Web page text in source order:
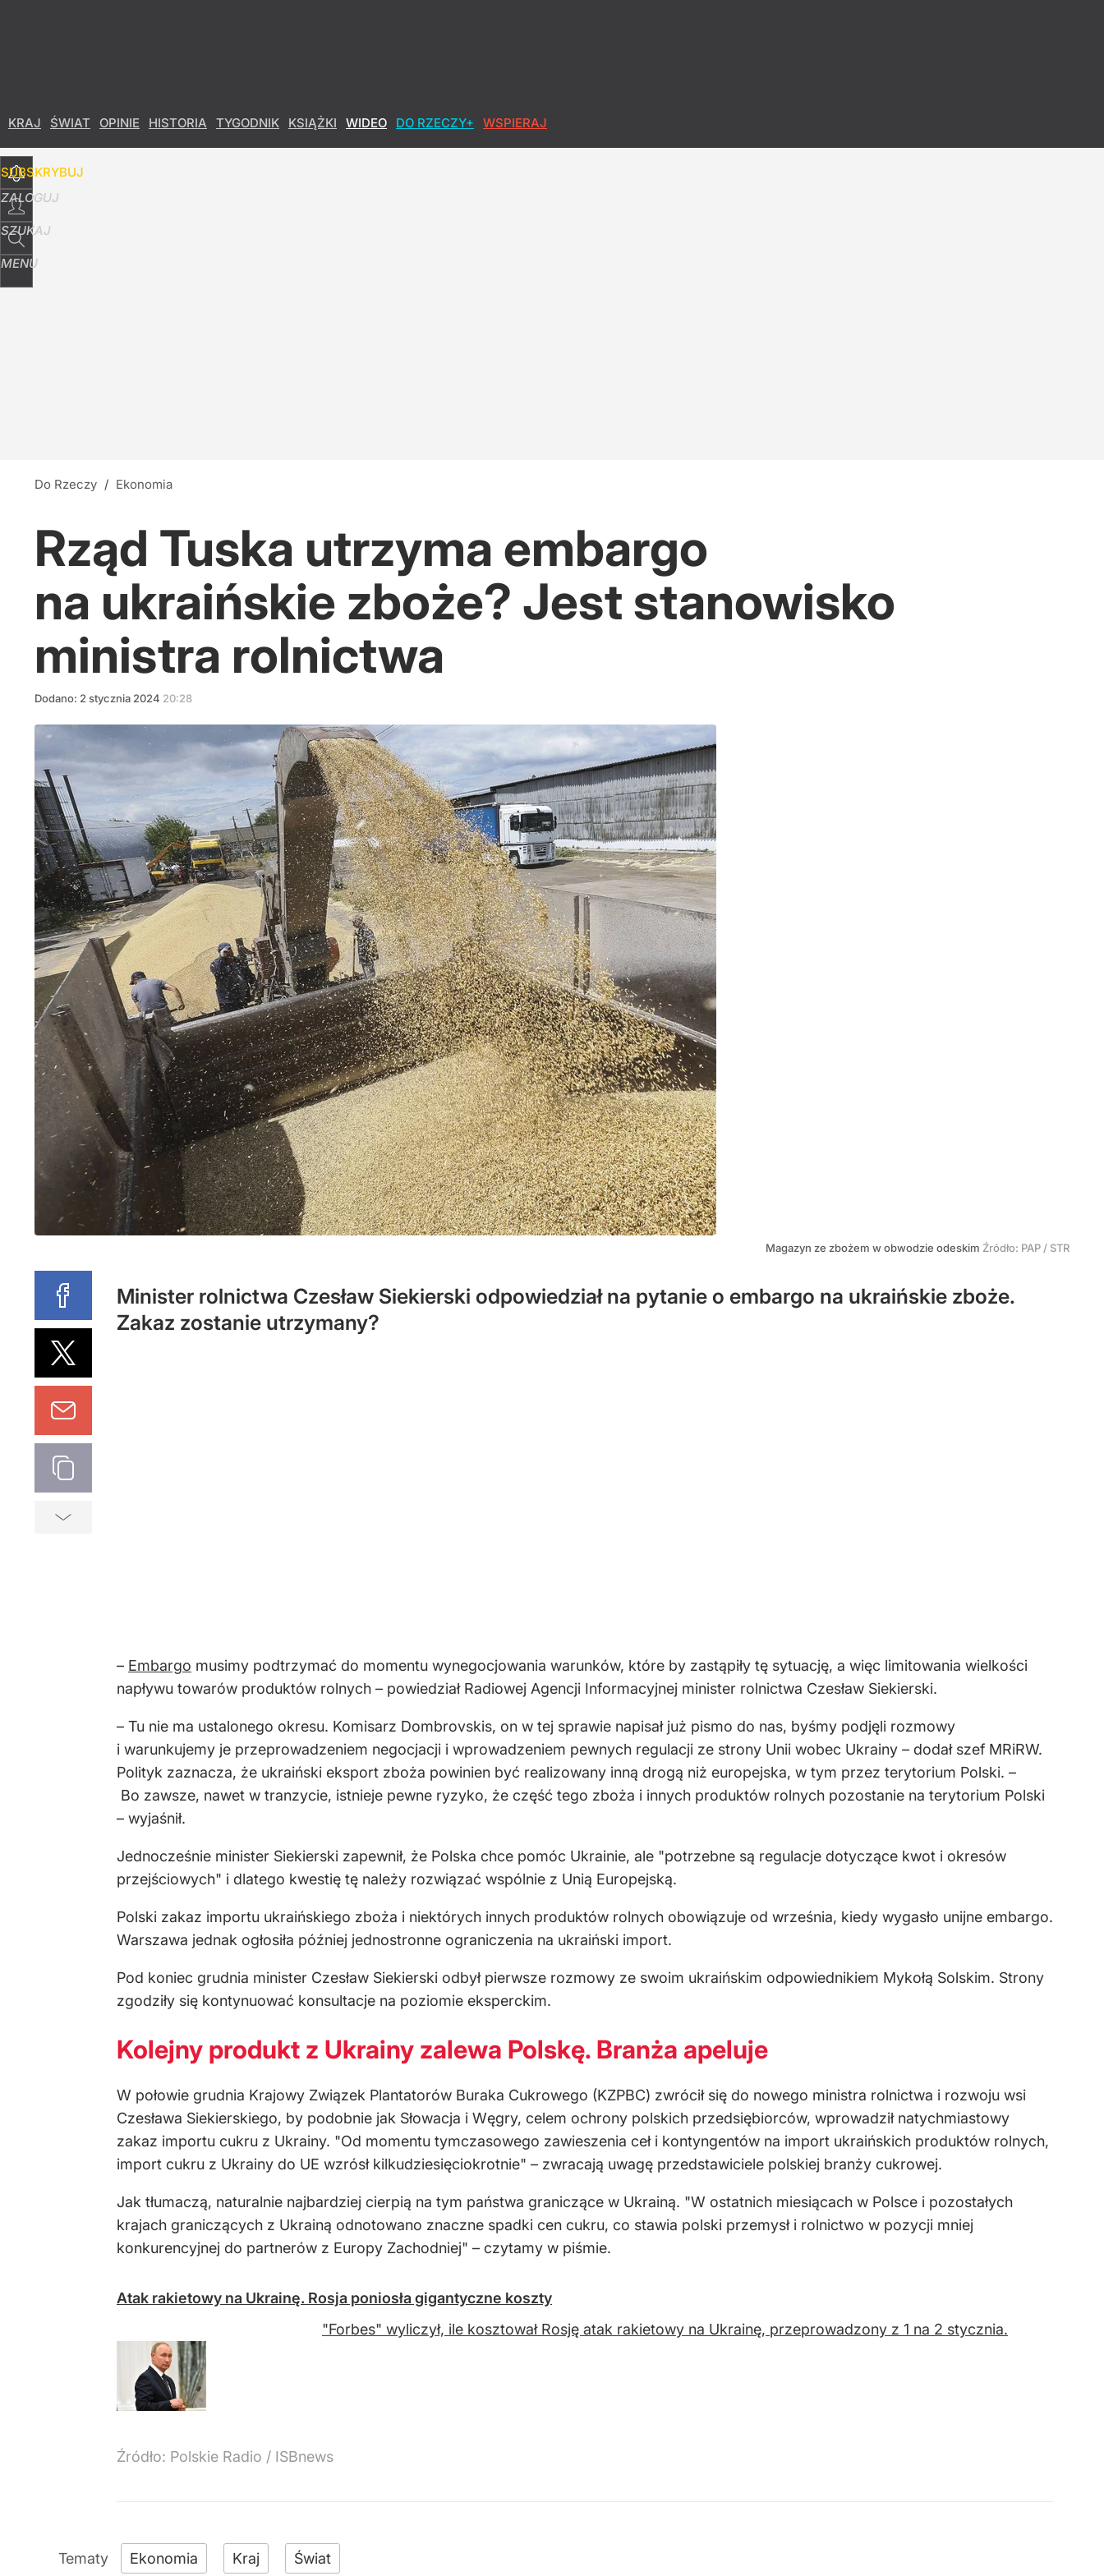
KRAJ ŚWIAT OPINIE HISTORIA TYGODNIK KSIĄŻKI WIDEO DO RZECZY+ WSPIERAJ
SUBSKRYBUJ
ZALOGUJ
SZUKAJ
MENU
Do Rzeczy / Ekonomia
Rząd Tuska utrzyma embargo
na ukraińskie zboże? Jest stanowisko
ministra rolnictwa
Dodano: 2 stycznia 2024 20:28
Magazyn ze zbożem w obwodzie odeskim Źródło: PAP / STR
Minister rolnictwa Czesław Siekierski odpowiedział na pytanie o embargo na ukraińskie zboże.
Zakaz zostanie utrzymany?
– Embargo musimy podtrzymać do momentu wynegocjowania warunków, które by zastąpiły tę sytuację, a więc limitowania wielkości
napływu towarów produktów rolnych – powiedział Radiowej Agencji Informacyjnej minister rolnictwa Czesław Siekierski.
– Tu nie ma ustalonego okresu. Komisarz Dombrovskis, on w tej sprawie napisał już pismo do nas, byśmy podjęli rozmowy
i warunkujemy je przeprowadzeniem negocjacji i wprowadzeniem pewnych regulacji ze strony Unii wobec Ukrainy – dodał szef MRiRW.
Polityk zaznacza, że ukraiński eksport zboża powinien być realizowany inną drogą niż europejska, w tym przez terytorium Polski. –
Bo zawsze, nawet w tranzycie, istnieje pewne ryzyko, że część tego zboża i innych produktów rolnych pozostanie na terytorium Polski
– wyjaśnił.
Jednocześnie minister Siekierski zapewnił, że Polska chce pomóc Ukrainie, ale "potrzebne są regulacje dotyczące kwot i okresów
przejściowych" i dlatego kwestię tę należy rozwiązać wspólnie z Unią Europejską.
Polski zakaz importu ukraińskiego zboża i niektórych innych produktów rolnych obowiązuje od września, kiedy wygasło unijne embargo.
Warszawa jednak ogłosiła później jednostronne ograniczenia na ukraiński import.
Pod koniec grudnia minister Czesław Siekierski odbył pierwsze rozmowy ze swoim ukraińskim odpowiednikiem Mykołą Solskim. Strony
zgodziły się kontynuować konsultacje na poziomie eksperckim.
Kolejny produkt z Ukrainy zalewa Polskę. Branża apeluje
W połowie grudnia Krajowy Związek Plantatorów Buraka Cukrowego (KZPBC) zwrócił się do nowego ministra rolnictwa i rozwoju wsi
Czesława Siekierskiego, by podobnie jak Słowacja i Węgry, celem ochrony polskich przedsiębiorców, wprowadził natychmiastowy
zakaz importu cukru z Ukrainy. "Od momentu tymczasowego zawieszenia ceł i kontyngentów na import ukraińskich produktów rolnych,
import cukru z Ukrainy do UE wzrósł kilkudziesięciokrotnie" – zwracają uwagę przedstawiciele polskiej branży cukrowej.
Jak tłumaczą, naturalnie najbardziej cierpią na tym państwa graniczące w Ukrainą. "W ostatnich miesiącach w Polsce i pozostałych
krajach graniczących z Ukrainą odnotowano znaczne spadki cen cukru, co stawia polski przemysł i rolnictwo w pozycji mniej
konkurencyjnej do partnerów z Europy Zachodniej" – czytamy w piśmie.
Atak rakietowy na Ukrainę. Rosja poniosła gigantyczne koszty
"Forbes" wyliczył, ile kosztował Rosję atak rakietowy na Ukrainę, przeprowadzony z 1 na 2 stycznia.
Źródło: Polskie Radio / ISBnews
Ekonomia Kraj Świat